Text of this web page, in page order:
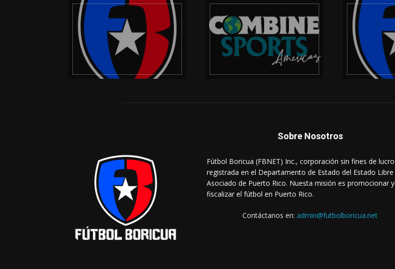
Sobre Nosotros
Fútbol Boricua (FBNET) Inc., corporación sin fines de lucro
registrada en el Departamento de Estado del Estado Libre
Asociado de Puerto Rico. Nuesta misión es promocionar y
fiscalizar el fútbol en Puerto Rico.
Contáctanos en: admin@futbolboricua.net